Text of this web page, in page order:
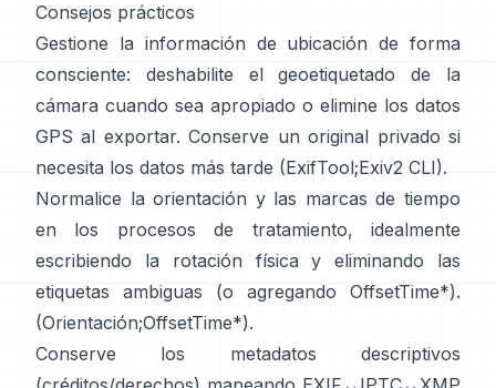
Consejos prácticos
Gestione la información de ubicación de forma
consciente: deshabilite el geoetiquetado de la
cámara cuando sea apropiado o elimine los datos
GPS al exportar. Conserve un original privado si
necesita los datos más tarde (ExifTool;Exiv2 CLI).
Normalice la orientación y las marcas de tiempo
en los procesos de tratamiento, idealmente
escribiendo la rotación física y eliminando las
etiquetas ambiguas (o agregando OffsetTime*).
(Orientación;OffsetTime*).
Conserve los metadatos descriptivos